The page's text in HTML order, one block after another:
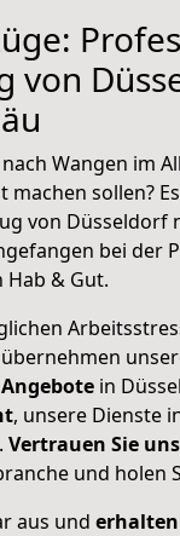
von
Wangen im
machen sollen?
von Düsseldorf
bei der
& Gut.
in
, unsere Dienste
Vertrauen Sie
und holen
aus und